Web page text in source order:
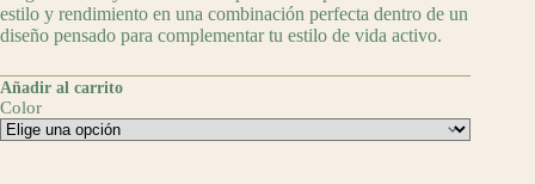
estilo y rendimiento en una combinación perfecta dentro de un
diseño pensado para complementar tu estilo de vida activo.
Añadir al carrito
Color